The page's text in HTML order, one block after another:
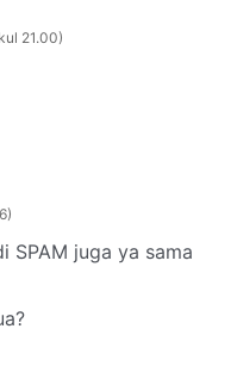
21.00
SPAM juga ya sama